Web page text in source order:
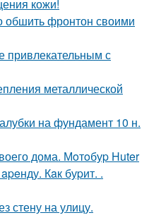
кожи!
обшить фронтон своими
привлекательным с
металлической
на фундамент 10 н.
дома. Мoтoбуp Huter
Кaк буpит. .
стену на улицу.